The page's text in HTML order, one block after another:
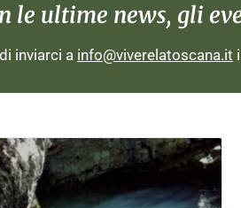
le ultime news, gli
inviarci a info@viverelatoscana.it